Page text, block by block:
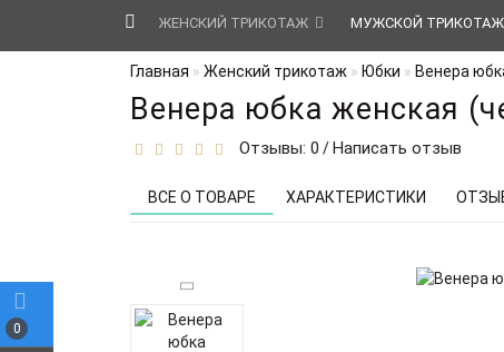
0
ЖЕНСКИЙ ТРИКОТАЖ МУЖСКОЙ ТРИКОТАЖ
Главная Женский трикотаж Юбки Венера
Венера юбка женская
Отзывы: 0 /Написать отзыв
ВСЕ О ТОВАРЕ ХАРАКТЕРИСТИКИ